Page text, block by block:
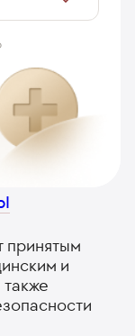
принятым
и